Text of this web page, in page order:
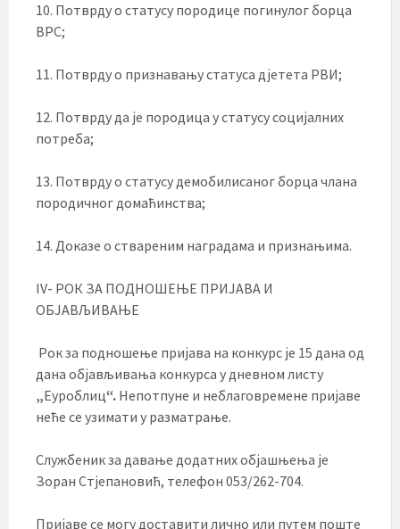
10. Потврду о статусу породице погинулог борца
ВРС;
11. Потврду о признавању статуса дјетета РВИ;
12. Потврду да је породица у статусу социјалних
потреба;
13. Потврду о статусу демобилисаног борца члана
породичног домаћинства;
14. Доказе о ствареним наградама и признањима.
IV- РОК ЗА ПОДНОШЕЊЕ ПРИЈАВА И
ОБЈАВЉИВАЊЕ
Рок за подношење пријава на конкурс је 15 дана од
дана објављивања конкурса у дневном листу
„Еуроблиц“. Непотпуне и неблаговремене пријаве
неће се узимати у разматрање.
Службеник за давање додатних објашњења је
Зоран Стјепановић, телефон 053/262-704.
Пријаве се могу доставити лично или путем поште